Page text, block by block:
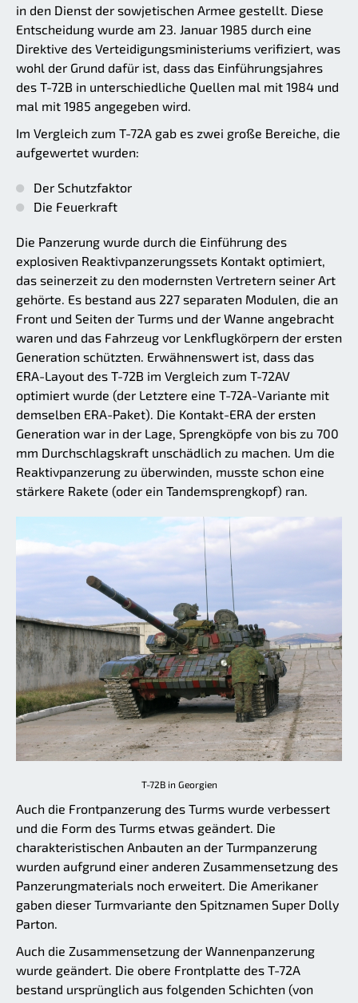
in den Dienst der sowjetischen Armee gestellt. Diese
Entscheidung wurde am 23. Januar 1985 durch eine
Direktive des Verteidigungsministeriums verifiziert, was
wohl der Grund dafür ist, dass das Einführungsjahres
des T-72B in unterschiedliche Quellen mal mit 1984 und
mal mit 1985 angegeben wird.
Im Vergleich zum T-72A gab es zwei große Bereiche, die
aufgewertet wurden:
Der Schutzfaktor
Die Feuerkraft
Die Panzerung wurde durch die Einführung des
explosiven Reaktivpanzerungssets Kontakt optimiert,
das seinerzeit zu den modernsten Vertretern seiner Art
gehörte. Es bestand aus 227 separaten Modulen, die an
Front und Seiten der Turms und der Wanne angebracht
waren und das Fahrzeug vor Lenkflugkörpern der ersten
Generation schützten. Erwähnenswert ist, dass das
ERA-Layout des T-72B im Vergleich zum T-72AV
optimiert wurde (der Letztere eine T-72A-Variante mit
demselben ERA-Paket). Die Kontakt-ERA der ersten
Generation war in der Lage, Sprengköpfe von bis zu 700
mm Durchschlagskraft unschädlich zu machen. Um die
Reaktivpanzerung zu überwinden, musste schon eine
stärkere Rakete (oder ein Tandemsprengkopf) ran.
T-72B in Georgien
Auch die Frontpanzerung des Turms wurde verbessert
und die Form des Turms etwas geändert. Die
charakteristischen Anbauten an der Turmpanzerung
wurden aufgrund einer anderen Zusammensetzung des
Panzerungmaterials noch erweitert. Die Amerikaner
gaben dieser Turmvariante den Spitznamen Super Dolly
Parton.
Auch die Zusammensetzung der Wannenpanzerung
wurde geändert. Die obere Frontplatte des T-72A
bestand ursprünglich aus folgenden Schichten (von